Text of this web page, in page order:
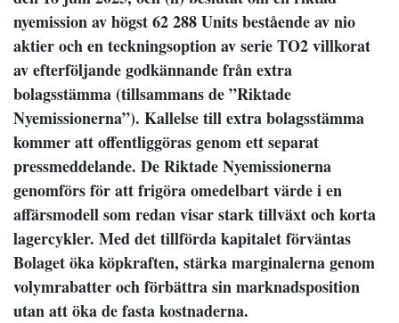
nyemission av högst 62 288 Units bestående av nio
aktier och en teckningsoption av serie TO2 villkorat
av efterföljande godkännande från extra
bolagsstämma (tillsammans de ”Riktade
Nyemissionerna”). Kallelse till extra bolagsstämma
kommer att offentliggöras genom ett separat
pressmeddelande. De Riktade Nyemissionerna
genomförs för att frigöra omedelbart värde i en
affärsmodell som redan visar stark tillväxt och korta
lagercykler. Med det tillförda kapitalet förväntas
Bolaget öka köpkraften, stärka marginalerna genom
volymrabatter och förbättra sin marknadsposition
utan att öka de fasta kostnaderna.